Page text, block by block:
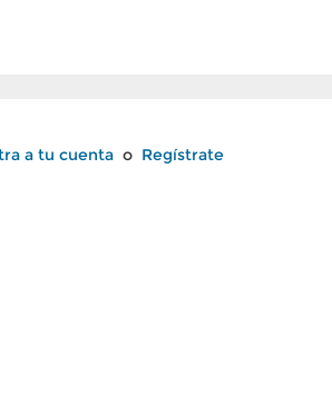
a tu cuenta o Regístrate